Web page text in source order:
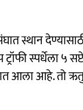
स्थान
स्पर्धेला ५
आला आहे. तो